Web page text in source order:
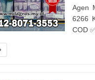
Agen
6266
COD